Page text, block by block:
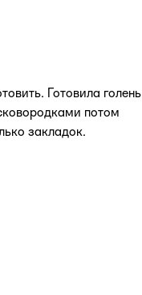
Готовила голень
потом
закладок.